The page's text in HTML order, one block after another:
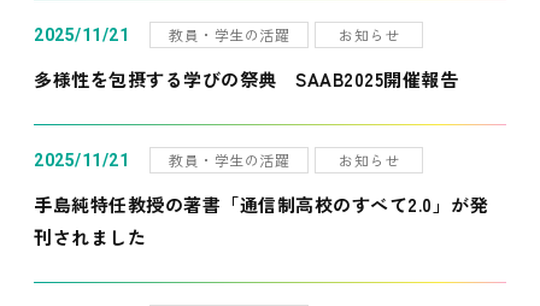
2025/11/21 教員・学生の活躍 お知らせ
多様性を包摂する学びの祭典 SAAB2025開催報告
2025/11/21 教員・学生の活躍 お知らせ
手島純特任教授の著書「通信制高校のすべて2.0」が発
刊されました